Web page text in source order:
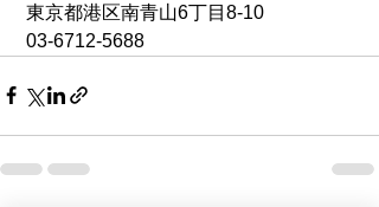
東京都港区南青山6丁目8-10
03-6712-5688